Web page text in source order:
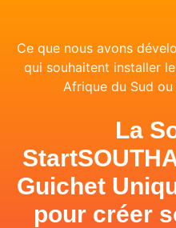
Ce que nous avons
qui souhaitent installer
Afrique du Sud
La
Guichet
pour créer